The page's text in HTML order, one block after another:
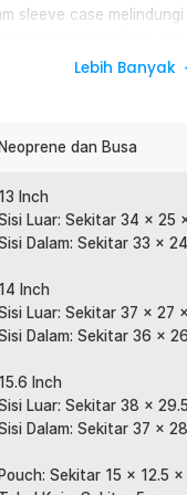
sleeve case
sleeve case
rapi.
dan goresan
pembelian produk ini:
MacBook Pro Touch
Lebih Banyak
Neoprene dan Busa
13 Inch
Luar: Sekitar 34 x 25
Dalam: Sekitar 33 x
14 Inch
Luar: Sekitar 37 x 27
Dalam: Sekitar 36 x
15.6 Inch
Luar: Sekitar 38 x
Dalam: Sekitar 37 x
Pouch: Sekitar 15 x 12.5